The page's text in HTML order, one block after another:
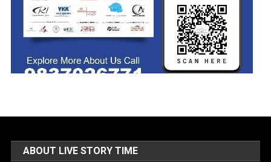
ABOUT LIVE STORY TIME